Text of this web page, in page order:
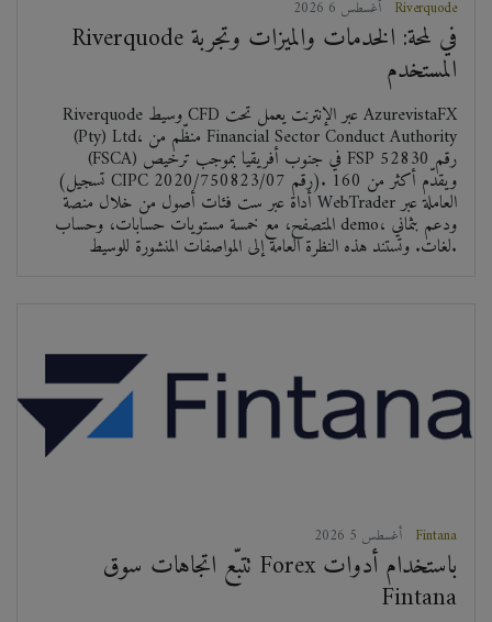
Riverquode
Riverquode في لمحة: الخدمات والميزات وتجربة
المستخدم
Riverquode وسيط CFD عبر الإنترنت يعمل تحت AzurevistaFX
(Pty) Ltd، منظّم من Financial Sector Conduct Authority
(FSCA) في جنوب أفريقيا بموجب ترخيص FSP رقم 52830
(تسجيل CIPC رقم 2020/750823/07). ويقدّم أكثر من 160
أداة عبر ست فئات أصول من خلال منصة WebTrader العاملة عبر
المتصفح، مع خمسة مستويات حسابات، وحساب demo، ودعم بثماني
لغات. وتستند هذه النظرة العامة إلى المواصفات المنشورة للوسيط.
Fintana
تتبّع اتجاهات سوق Forex باستخدام أدوات
Fintana